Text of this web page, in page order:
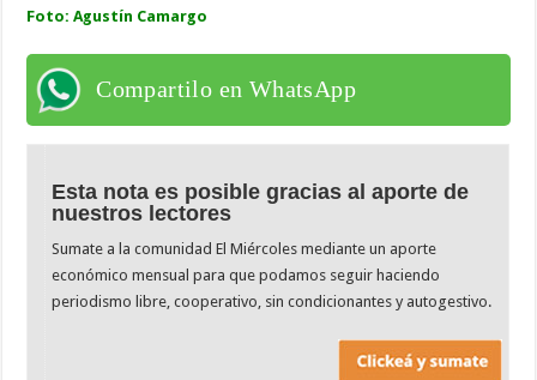
Foto: Agustín Camargo
Compartilo en WhatsApp
Esta nota es posible gracias al aporte de
nuestros lectores
Sumate a la comunidad El Miércoles mediante un aporte
económico mensual para que podamos seguir haciendo
periodismo libre, cooperativo, sin condicionantes y autogestivo.